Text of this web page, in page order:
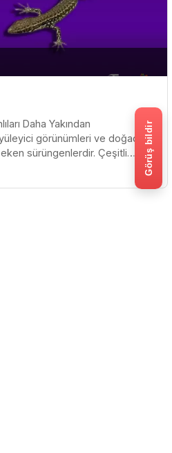
Daha Yakından
görünümleri ve doğadaki
sürüngenlerdir. Çeşitli
Görüş bildir